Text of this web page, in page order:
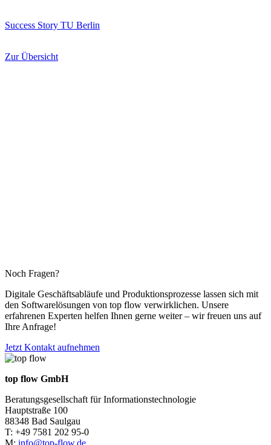
Success Story TU Berlin
Zur Übersicht
Noch Fragen?
Digitale Geschäftsabläufe und Produktionsprozesse lassen sich mit
den Softwarelösungen von top flow verwirklichen. Unsere
erfahrenen Experten helfen Ihnen gerne weiter – wir freuen uns auf
Ihre Anfrage!
Jetzt Kontakt aufnehmen
top flow GmbH
Beratungsgesellschaft für Informationstechnologie
Hauptstraße 100
88348 Bad Saulgau
T: +49 7581 202 95-0